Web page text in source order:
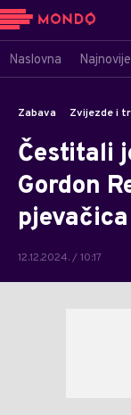
Naslovna Najnovije
Zabava Zvijezde i
Čestitali
Gordon
12.12.2024. / 10:17